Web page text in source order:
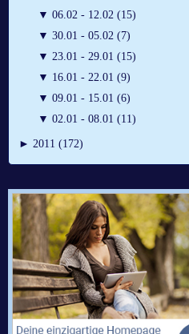
▼ 06.02 - 12.02 (15)
▼ 30.01 - 05.02 (7)
▼ 23.01 - 29.01 (15)
▼ 16.01 - 22.01 (9)
▼ 09.01 - 15.01 (6)
▼ 02.01 - 08.01 (11)
► 2011 (172)